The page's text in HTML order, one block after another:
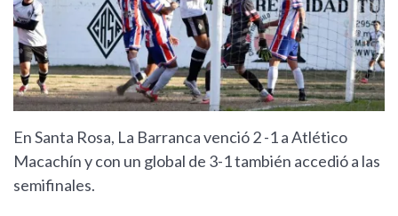
En Santa Rosa, La Barranca venció 2 -1 a Atlético
Macachín y con un global de 3-1 también accedió a las
semifinales.